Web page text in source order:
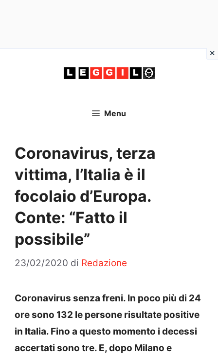
Menu
Coronavirus, terza
vittima, l’Italia è il
focolaio d’Europa.
Conte: “Fatto il
possibile”
23/02/2020 di Redazione
Coronavirus senza freni. In poco più di 24
ore sono 132 le persone risultate positive
in Italia. Fino a questo momento i decessi
accertati sono tre. E, dopo Milano e